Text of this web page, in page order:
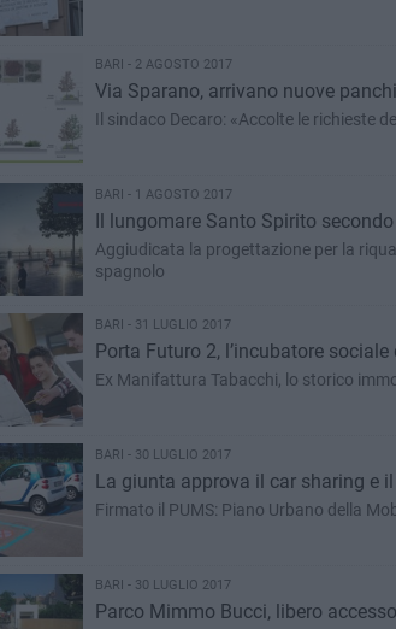
BARI - 2 AGOSTO 2017
Via Sparano, arrivano nuove
Il sindaco Decaro: «Accolte le richieste
BARI - 1 AGOSTO 2017
Il lungomare Santo Spirito
Aggiudicata la progettazione per la
spagnolo
BARI - 31 LUGLIO 2017
Porta Futuro 2, l’incubatore
Ex Manifattura Tabacchi, lo storico
BARI - 30 LUGLIO 2017
La giunta approva il car sharing e
Firmato il PUMS: Piano Urbano della
BARI - 30 LUGLIO 2017
Parco Mimmo Bucci, libero